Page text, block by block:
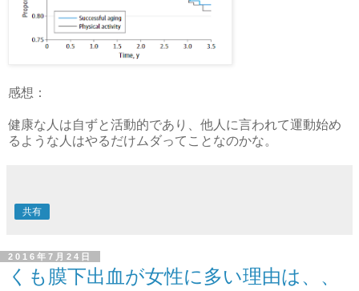
感想：
健康な人は自ずと活動的であり、他人に言われて運動始め
るような人はやるだけムダってことなのかな。
共有
2016年7月24日
くも膜下出血が女性に多い理由は、、